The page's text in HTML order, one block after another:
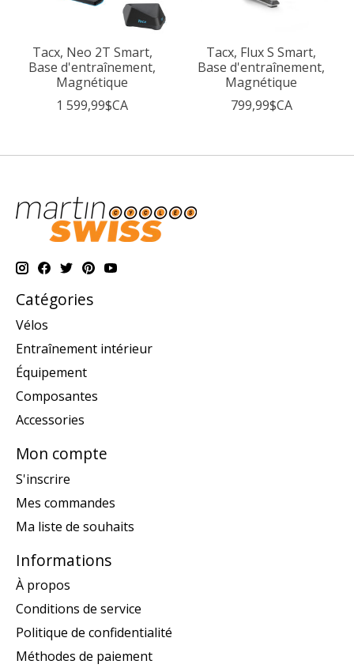
Tacx, Neo 2T Smart,
Base d'entraînement,
Magnétique
1 599,99$CA
Tacx, Flux S Smart,
Base d'entraînement,
Magnétique
799,99$CA
Catégories
Vélos
Entraînement intérieur
Équipement
Composantes
Accessories
Mon compte
S'inscrire
Mes commandes
Ma liste de souhaits
Informations
À propos
Conditions de service
Politique de confidentialité
Méthodes de paiement